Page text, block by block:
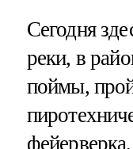
Сегодня
реки, в
поймы,